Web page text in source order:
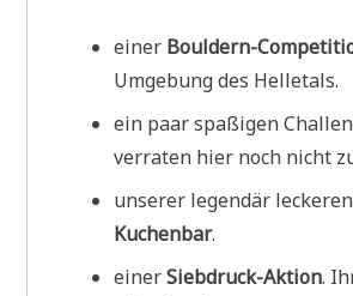
einer Bouldern-
Umgebung des Helletals.
ein paar spaßigen
verraten hier noch nicht
unserer legendär leckeren
Kuchenbar.
einerSiebdruck-Aktion.